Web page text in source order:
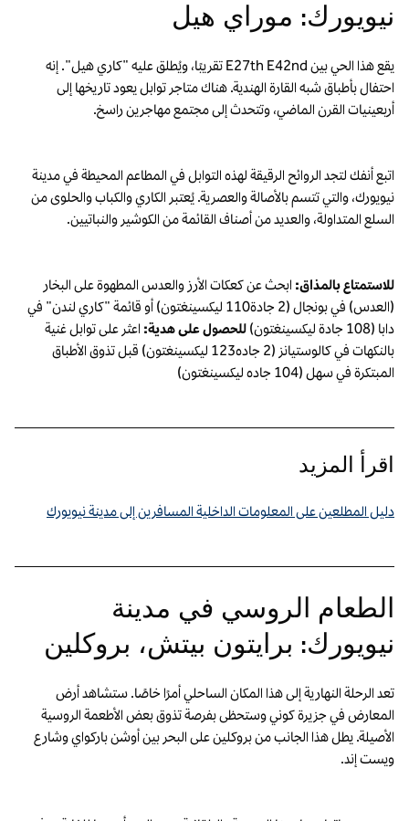
نيويورك: موراي هيل
يقع هذا الحي بين E27th E42nd تقريبًا، ويُطلق عليه "كاري هيل". إنه
احتفال بأطباق شبه القارة الهندية. هناك متاجر توابل يعود تاريخها إلى
أربعينيات القرن الماضي، وتتحدث إلى مجتمع مهاجرين راسخ.
اتبع أنفك لتجد الروائح الرقيقة لهذه التوابل في المطاعم المحيطة في مدينة
نيويورك، والتي تتسم بالأصالة والعصرية. يُعتبر الكاري والكباب والحلوى من
السلع المتداولة، والعديد من أصناف القائمة من الكوشير والنباتيين.
للاستمتاع بالمذاق: ابحث عن كعكات الأرز والعدس المطهوة على البخار
(العدس) في بونجال (2 جادة110 ليكسينغتون) أو قائمة "كاري لندن" في
دابا (108 جادة ليكسينغتون)
للحصول على هدية: اعثر على توابل غنية
بالنكهات في كالوستيانز (2 جاده123 ليكسينغتون) قبل تذوق الأطباق
المبتكرة في سهل (104 جاده ليكسينغتون)
اقرأ المزيد
دليل المطلعين على المعلومات الداخلية المسافرين إلى مدينة نيويورك
الطعام الروسي في مدينة
نيويورك: برايتون بيتش، بروكلين
تعد الرحلة النهارية إلى هذا المكان الساحلي أمرًا خاصًا. ستشاهد أرض
المعارض في جزيرة كوني وستحظى بفرصة تذوق بعض الأطعمة الروسية
الأصيلة. يطل هذا الجانب من بروكلين على البحر بين أوشن باركواي وشارع
ويست إند.